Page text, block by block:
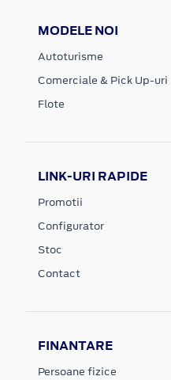
MODELE NOI
Autoturisme
Comerciale & Pick Up-uri
Flote
LINK-URI RAPIDE
Promotii
Configurator
Stoc
Contact
FINANTARE
Persoane fizice